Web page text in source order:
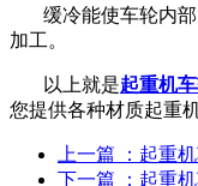
缓冷能使车轮内部
加工。
以上就是起重机
您提供各种材质起重
上一篇
：起重
下一篇
：起重